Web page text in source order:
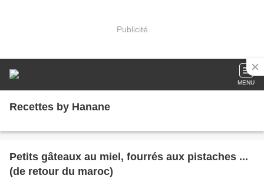
Publicité
MENU
Recettes by Hanane
Petits gâteaux au miel, fourrés aux pistaches ...
(de retour du maroc)